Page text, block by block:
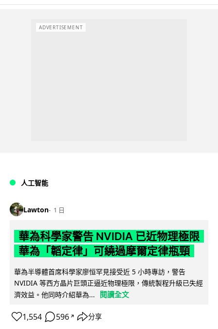
ADVERTISEMENT
人工智能
Lawton 1 日
華為科學家警告 NVIDIA 已近物理極限
華為「韜定律」可繞過摩爾定律瓶頸
華為半導體首席科學家廖恒罕見接受近 5 小時專訪，警告
NVIDIA 等西方晶片巨頭正逼近物理極限，傳統製程升級已失經
濟效益。他同時介紹華為...
閱讀全文
1,554 596 ↗ 分享